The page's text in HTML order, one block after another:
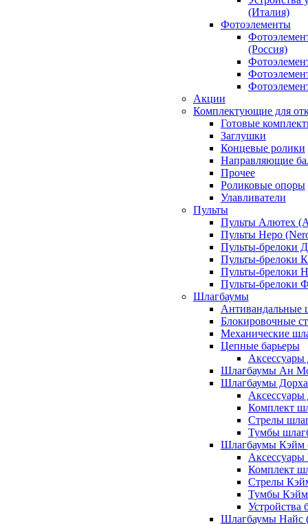
(Италия)
Фотоэлементы
(Россия)
Акции
Комплектующие для
Готовые
Заглушки
Концевые ролики
Направляющие
Прочее
Роликовые опоры
Улавливатели
Пульты
Пульты Алютех
Пульты Неро
Пульты-брелоки
Пульты-брелоки
Пульты-брелоки
Пульты-брелоки
Шлагбаумы
Антивандальные
Блокировочные
Механические
Цепные барьеры
Аксессуары
Шлагбаумы Ан
Шлагбаумы
Комплект
Стрелы
Тумбы
Шлагбаумы Кэйм
Комплект
Стрелы
Тумбы
Устройства
Шлагбаумы Найс